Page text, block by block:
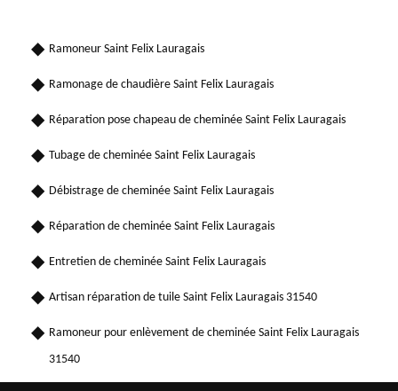
Ramoneur Saint Felix Lauragais
Ramonage de chaudière Saint Felix Lauragais
Réparation pose chapeau de cheminée Saint Felix Lauragais
Tubage de cheminée Saint Felix Lauragais
Débistrage de cheminée Saint Felix Lauragais
Réparation de cheminée Saint Felix Lauragais
Entretien de cheminée Saint Felix Lauragais
Artisan réparation de tuile Saint Felix Lauragais 31540
Ramoneur pour enlèvement de cheminée Saint Felix Lauragais
31540